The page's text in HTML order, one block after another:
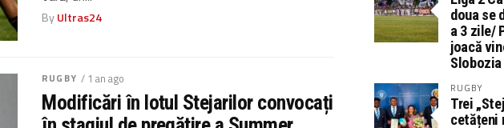
ByUltras24
RUGBY / 1 an ago
Modificări în lotul Stejarilor convocați
doua se
a 3 zile/
joacă
RUGBY
Trei
cetățeni